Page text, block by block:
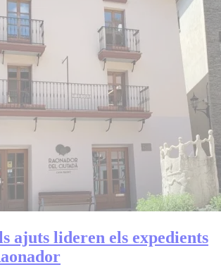
ajuts lideren els expedients